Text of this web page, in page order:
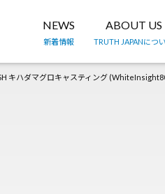
NEWS
新着情報
ABOUT US
TRUTH JAPANにつ
キハダマグロキャスティング